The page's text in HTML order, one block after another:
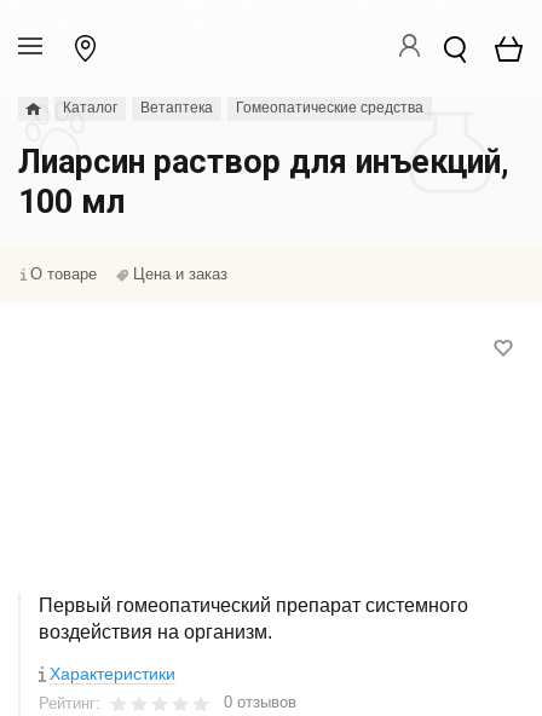
Каталог Ветаптека Гомеопатические средства
Лиарсин раствор для инъекций,
100 мл
О товаре Цена и заказ
Первый гомеопатический препарат системного
воздействия на организм.
Характеристики
Рейтинг: 0 отзывов